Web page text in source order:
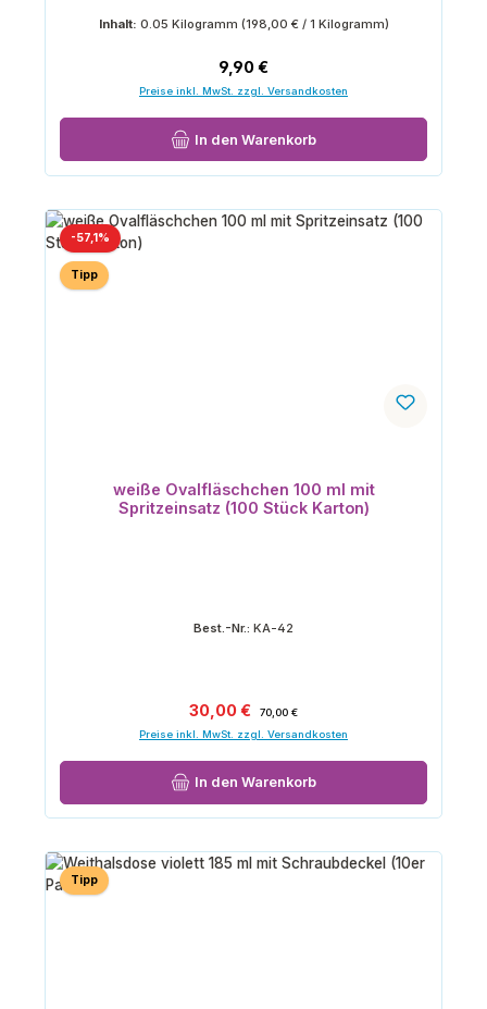
Inhalt: 0.05 Kilogramm (198,00 € / 1 Kilogramm)
Regulärer Preis:
9,90 €
Preise inkl. MwSt. zzgl. Versandkosten
In den Warenkorb
-57,1%Rabatt
Tipp
weiße Ovalfläschchen 100 ml mit
Spritzeinsatz (100 Stück Karton)
Best.-Nr.: KA-42
Verkaufspreis:
30,00 €
70,00 €
Preise inkl. MwSt. zzgl. Versandkosten
In den Warenkorb
Tipp